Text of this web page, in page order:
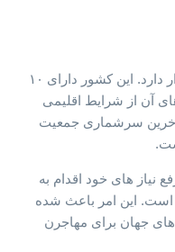
کشور کانادا در شمال قاره آمریکا قرار دارد. این کشور دارای ۱۰
آن از شرایط اقلیمی
آخرین سرشماری جمعیت
نیاز های خود اقدام به
این امر باعث شده
های جهان برای مهاجرن